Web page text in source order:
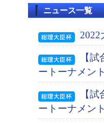
ニュース一覧
2022
【
ートーナメント
【
ートーナメント